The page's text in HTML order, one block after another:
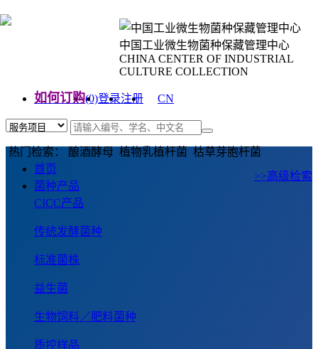
中国工业微生物菌种保藏管理中心
CHINA CENTER OF INDUSTRIAL
CULTURE COLLECTION
如何订购(0)登录注册
CN
热门检索： 酿酒酵母 植物乳植杆菌 枯草芽胞杆菌
>>高级检索
首页
菌种产品
CICC产品
传统发酵菌种
标准菌株
益生菌
生物饲料／肥料菌种
质控样品